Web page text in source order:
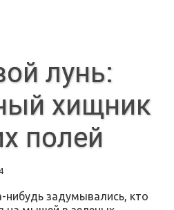
лунь:
хищник
полей
нибудь задумывались, кто